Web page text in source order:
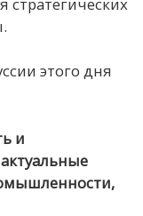
стратегических
этого дня
и